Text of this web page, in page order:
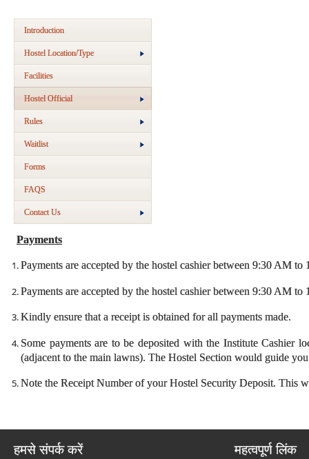
Introduction
Hostel Location/Type
Facilities
Hostel Official
Rules
Waitlist
Forms
FAQS
Contact Us
Payments
Payments are accepted by the hostel cashier between 9:30 AM
Payments are accepted by the hostel cashier between 9:30 AM to
Kindly ensure that a receipt is obtained for all payments made.
Some payments are to be deposited with the Institute Cashier
(adjacent to the main lawns). The Hostel Section would guide
Note the Receipt Number of your Hostel Security Deposit. This
हमसे संपर्क करें महत्वपूर्ण लिंक